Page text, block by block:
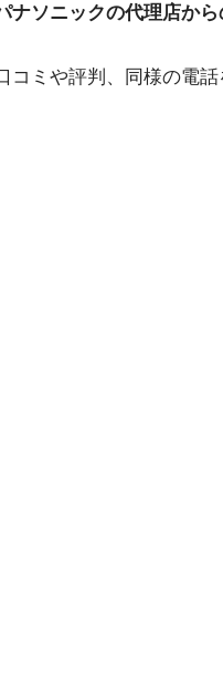
ナソニックの代理店か
コミや評判、同様の電